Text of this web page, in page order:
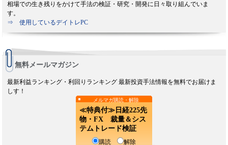
相場での生き残りをかけて手法の検証・研究・開発に日々取り組んでいま
す。
⇒ 使用しているデイトレPC
無料メールマガジン
最新利益ランキング・利回りランキング 最新投資手法情報を無料でお届けま
しす！
メルマガ購読・解除
≪特典付≫日経225先
物・FX 裁量＆シス
テムトレード検証
購読 解除